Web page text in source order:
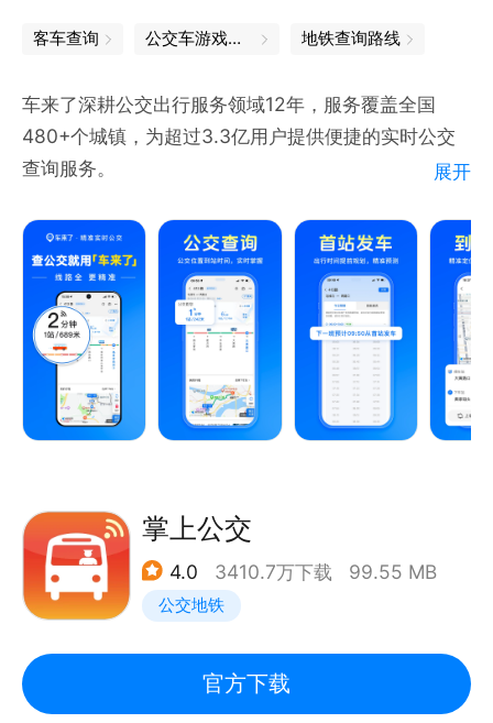
客车查询 公交车游戏大全 地铁查询路线
车来了深耕公交出行服务领域12年，服务覆盖全国
480+个城镇，为超过3.3亿用户提供便捷的实时公交
查询服务。
【产品介绍】
实时公交：提供精准的实时车辆位置、到站时间、停靠
站点等信息，让用户对“公交到哪了”心中有数，告别等
车焦虑，从容出行。
上下车提醒：提供上下车提醒设置及到站语音提醒，不
必担心错过车或坐过站。
使在首站候车也能知晓公交何时发车。
路线规划：提供公交、地铁、打车、骑行等多种换乘方
案对比，帮助用户在异地或其他陌生场景下快速找到合
【已覆盖城市】
展开
掌上公交
4.0 3410.7万下载 99.55 MB
公交地铁
官方下载